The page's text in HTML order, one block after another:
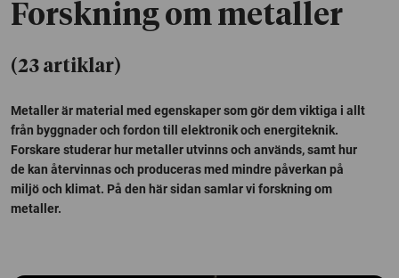
Forskning om metaller
(23 artiklar)
Metaller är material med egenskaper som gör dem viktiga i allt
från byggnader och fordon till elektronik och energiteknik.
Forskare studerar hur metaller utvinns och används, samt hur
de kan återvinnas och produceras med mindre påverkan på
miljö och klimat. På den här sidan samlar vi forskning om
metaller.